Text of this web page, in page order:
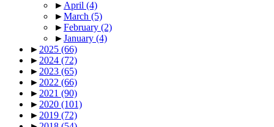
► April (4)
►March (5)
►February (2)
►January (4)
► 2025 (66)
► 2024 (72)
► 2023 (65)
► 2022 (66)
► 2021 (90)
► 2020 (101)
► 2019 (72)